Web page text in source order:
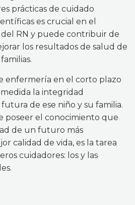
prácticas de cuidado
es crucial en el
RN y puede contribuir de
los resultados de salud de
enfermería en el corto plazo
la integridad
de ese niño y su familia.
poseer el conocimiento que
de un futuro más
calidad de vida, es la tarea
cuidadores: los y las